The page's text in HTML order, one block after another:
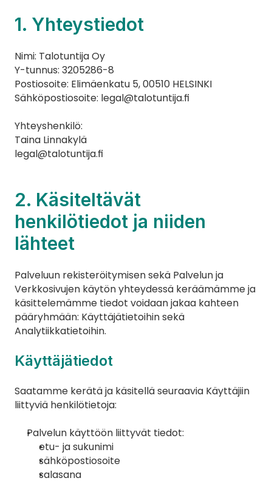
1. Yhteystiedot
Nimi: Talotuntija Oy
Y-tunnus: 3205286-8
Postiosoite: Elimäenkatu 5, 00510 HELSINKI
Sähköpostiosoite: legal@talotuntija.fi
Yhteyshenkilö:
Taina Linnakylä
legal@talotuntija.fi
2. Käsiteltävät
henkilötiedot ja niiden
lähteet
Palveluun rekisteröitymisen sekä Palvelun ja
Verkkosivujen käytön yhteydessä keräämämme ja
käsittelemämme tiedot voidaan jakaa kahteen
pääryhmään: Käyttäjätietoihin sekä
Analytiikkatietoihin.
Käyttäjätiedot
Saatamme kerätä ja käsitellä seuraavia Käyttäjiin
liittyviä henkilötietoja:
Palvelun käyttöön liittyvät tiedot:
etu- ja sukunimi
sähköpostiosoite
salasana